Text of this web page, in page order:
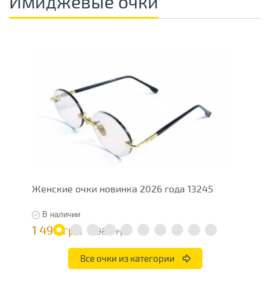
Женские очки новинка 2026 года 13245
В наличии
1 490 грн 2 980 грн
Все очки из категории